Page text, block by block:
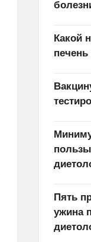
Какой
Пять
ужина